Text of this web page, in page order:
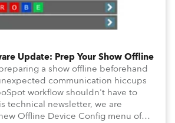
Update: Prep Your Show Offline
a show offline beforehand
communication hiccups
workflow shouldn't have to
technical newsletter, we are
Offline Device Config menu of